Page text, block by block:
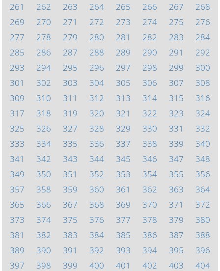
261
262 263 264 265 266 267
268
269
270 271 272 273 274 275
276
277
278 279 280 281 282 283
284
285
286 287 288 289 290 291
292
293
294 295 296 297 298 299
300
301
302 303 304 305 306 307
308
309
310 311 312 313 314 315
316
317
318 319 320 321 322 323
324
325
326 327 328 329 330 331
332
333
334 335 336 337 338 339
340
341
342 343 344 345 346 347
348
349
350 351 352 353 354 355
356
357
358 359 360 361 362 363
364
365
366 367 368 369 370 371
372
373
374 375 376 377 378 379
380
381
382 383 384 385 386 387
388
389
390 391 392 393 394 395
396
397
398 399 400 401 402 403 404